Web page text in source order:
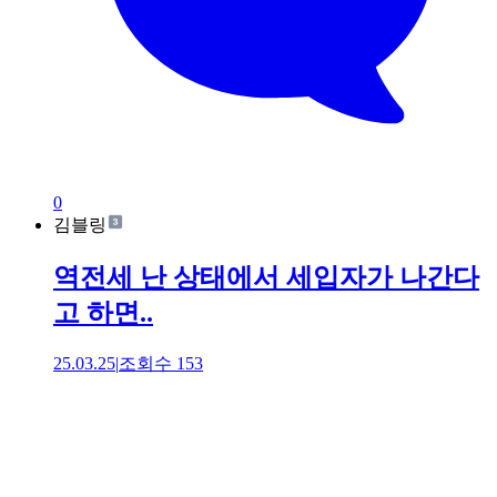
0
김블링
역전세 난 상태에서 세입자가 나간다
고 하면..
25.03.25|조회수 153